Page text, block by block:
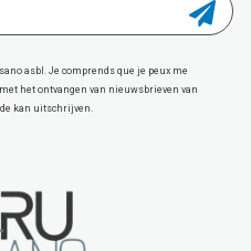
asbl. Je comprends que je peux me
het ontvangen van nieuwsbrieven van
kan uitschrijven.